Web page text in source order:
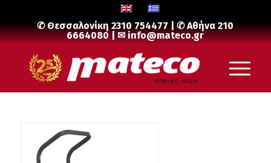
✆ Θεσσαλονίκη2310 754477| ✆ Αθήνα210
6664080| ✉info@mateco.gr